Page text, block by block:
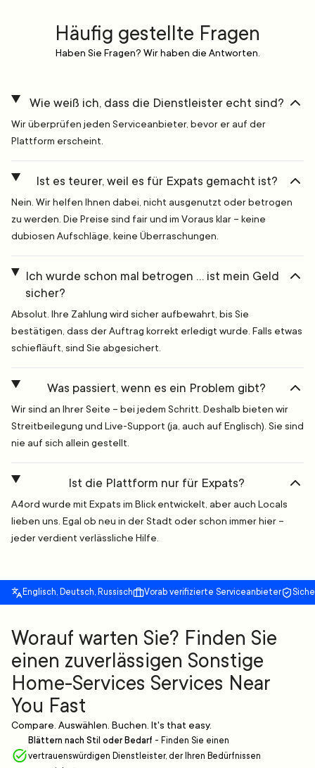
Häufig gestellte Fragen
Haben Sie Fragen? Wir haben die Antworten.
Wie weiß ich, dass die Dienstleister echt sind?
Wir überprüfen jeden Serviceanbieter, bevor er auf der
Plattform erscheint.
Ist es teurer, weil es für Expats gemacht ist?
Nein. Wir helfen Ihnen dabei, nicht ausgenutzt oder betrogen
zu werden. Die Preise sind fair und im Voraus klar – keine
dubiosen Aufschläge, keine Überraschungen.
Ich wurde schon mal betrogen … ist mein Geld
sicher?
Absolut. Ihre Zahlung wird sicher aufbewahrt, bis Sie
bestätigen, dass der Auftrag korrekt erledigt wurde. Falls etwas
schiefläuft, sind Sie abgesichert.
Was passiert, wenn es ein Problem gibt?
Wir sind an Ihrer Seite – bei jedem Schritt. Deshalb bieten wir
Streitbeilegung und Live-Support (ja, auch auf Englisch). Sie sind
nie auf sich allein gestellt.
Ist die Plattform nur für Expats?
A4ord wurde mit Expats im Blick entwickelt, aber auch Locals
lieben uns. Egal ob neu in der Stadt oder schon immer hier –
jeder verdient verlässliche Hilfe.
Englisch, Deutsch, Russisch Vorab verifizierte Serviceanbieter
Worauf warten Sie? Finden Sie
einen zuverlässigen Sonstige
Home-Services Services Near
You Fast
Compare. Auswählen. Buchen. It's that easy.
Blättern nach Stil oder Bedarf - Finden Sie einen
vertrauenswürdigen Dienstleister, der Ihren Bedürfnissen